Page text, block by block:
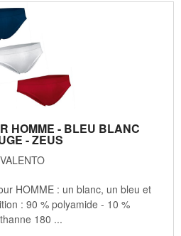
HOMME - BLEU BLANC
- ZEUS
VALENTO
HOMME : un blanc, un bleu et
: 90 % polyamide - 10 %
180 ...